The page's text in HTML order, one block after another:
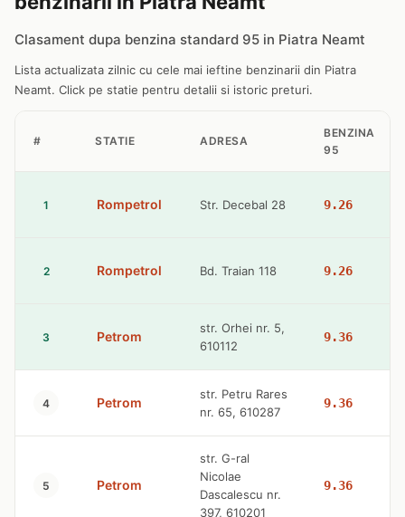
Clasament dupa benzina standard 95 in Piatra Neamt
Lista actualizata zilnic cu cele mai ieftine benzinarii din Piatra
Neamt. Click pe statie pentru detalii si istoric preturi.
# STATIE ADRESA
BENZINA
95
1 Rompetrol Str. Decebal 28 9.26
2 Rompetrol Bd. Traian 118 9.26
3 Petrom
str. Orhei nr. 5,
610112
9.36
4 Petrom
str. Petru Rares
nr. 65, 610287
9.36
5 Petrom
str. G-ral
Nicolae
Dascalescu nr.
397, 610201
9.36